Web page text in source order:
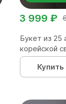
3 999 ₽
Букет из 25
корейской
Купить